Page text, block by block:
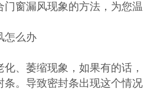
窗漏风现象的方法，为您温
么办
、萎缩现象，如果有的话，
条。导致密封条出现这个情况